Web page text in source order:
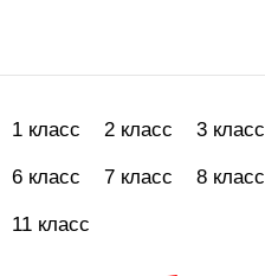
1 класс 2 класс 3 класс
6 класс 7 класс 8 класс
11 класс